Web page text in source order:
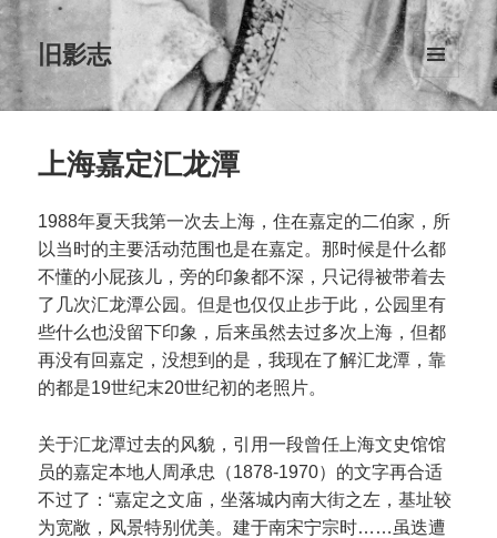
旧影志
菜单和
挂件
上海嘉定汇龙潭
1988年夏天我第一次去上海，住在嘉定的二伯家，所
以当时的主要活动范围也是在嘉定。那时候是什么都
不懂的小屁孩儿，旁的印象都不深，只记得被带着去
了几次汇龙潭公园。但是也仅仅止步于此，公园里有
些什么也没留下印象，后来虽然去过多次上海，但都
再没有回嘉定，没想到的是，我现在了解汇龙潭，靠
的都是19世纪末20世纪初的老照片。
关于汇龙潭过去的风貌，引用一段曾任上海文史馆馆
员的嘉定本地人周承忠（1878-1970）的文字再合适
不过了：“嘉定之文庙，坐落城内南大街之左，基址较
为宽敞，风景特别优美。建于南宋宁宗时……虽迭遭